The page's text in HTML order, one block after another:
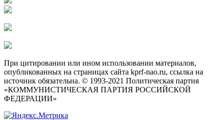
При цитировании или ином использовании материалов,
опубликованных на страницах сайта kprf-nao.ru, ссылка на
источник обязательна. © 1993-2021 Политическая партия
«КОММУНИСТИЧЕСКАЯ ПАРТИЯ РОССИЙСКОЙ
ФЕДЕРАЦИИ»